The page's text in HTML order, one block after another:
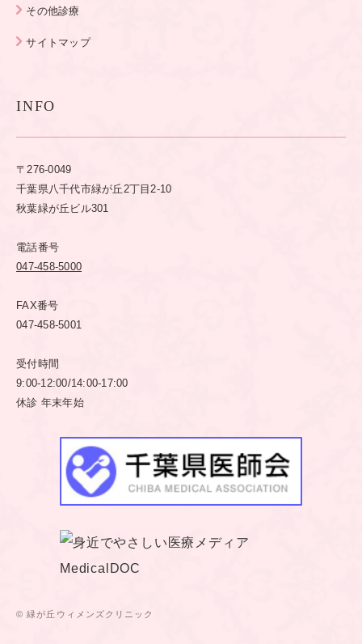
その他診療
サイトマップ
INFO
〒276-0049
千葉県八千代市緑が丘2丁目2-10
秋葉緑が丘ビル301
電話番号
047-458-5000
FAX番号
047-458-5001
受付時間
9:00-12:00/14:00-17:00
休診 年末年始
© 緑が丘ウィメンズクリニック